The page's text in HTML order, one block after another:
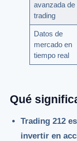
avanzada de
trading
Datos de
mercado en
tiempo real
Qué
Trading 212
invertir en